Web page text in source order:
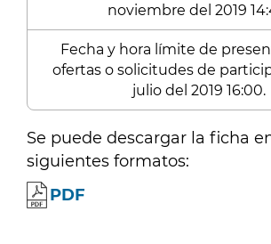
noviembre del 2019
Fecha y hora límite de
ofertas o solicitudes de
julio del 2019 16:00.
Se puede descargar la ficha
siguientes formatos:
PDF